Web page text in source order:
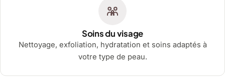
Soins du visage
Nettoyage, exfoliation, hydratation et soins adaptés à
votre type de peau.